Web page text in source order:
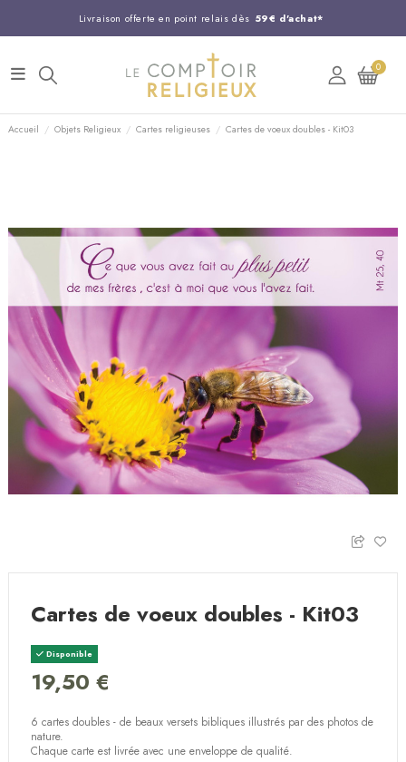
Livraison offerte en point relais dès 59€ d'achat*
Entreprise Française familiale
Support client disponible au 03 20 24 74 15
Commandez avant 14H, expédition le jour même !
0
Accueil Objets Religieux Cartes religieuses Cartes de voeux doubles - Kit03
Cartes de voeux doubles - Kit03
Disponible
19,50 €
6 cartes doubles - de beaux versets bibliques illustrés par des photos de
nature.
Chaque carte est livrée avec une enveloppe de qualité.